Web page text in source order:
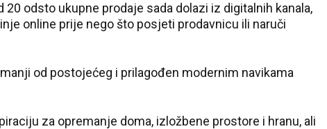
20 odsto ukupne prodaje sada dolazi iz digitalnih kanala,
online prije nego što posjeti prodavnicu ili naruči
od postojećeg i prilagođen modernim navikama
za opremanje doma, izložbene prostore i hranu, ali